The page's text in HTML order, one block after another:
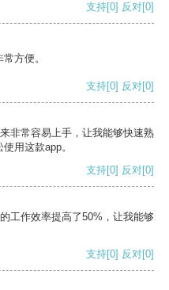
支持[0] 反对[0]
方便。
支持[0] 反对[0]
非常容易上手，让我能够快速熟
用这款app。
支持[0] 反对[0]
工作效率提高了50%，让我能够
支持[0] 反对[0]